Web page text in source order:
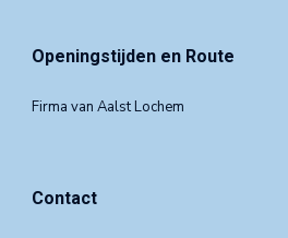
Openingstijden en Route
Firma van Aalst Lochem
Contact